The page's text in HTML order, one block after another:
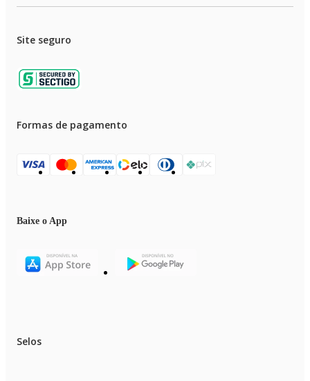
Site seguro
Formas de pagamento
Baixe o App
Selos